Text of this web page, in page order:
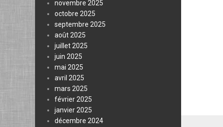
novembre 2025
octobre 2025
septembre 2025
août 2025
juillet 2025
juin 2025
mai 2025
avril 2025
mars 2025
février 2025
janvier 2025
décembre 2024